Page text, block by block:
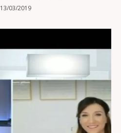
13/03/2019